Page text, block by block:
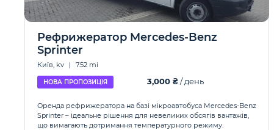
Рефрижератор Mercedes-Benz
Sprinter
Київ, kv | 7.52 mi
НОВА ПРОПОЗИЦІЯ 3,000 ₴/ день
Оренда рефрижератора на базі мікроавтобуса Mercedes-Benz
Sprinter – ідеальне рішення для невеликих обсягів вантажів,
що вимагають дотримання температурного режиму.